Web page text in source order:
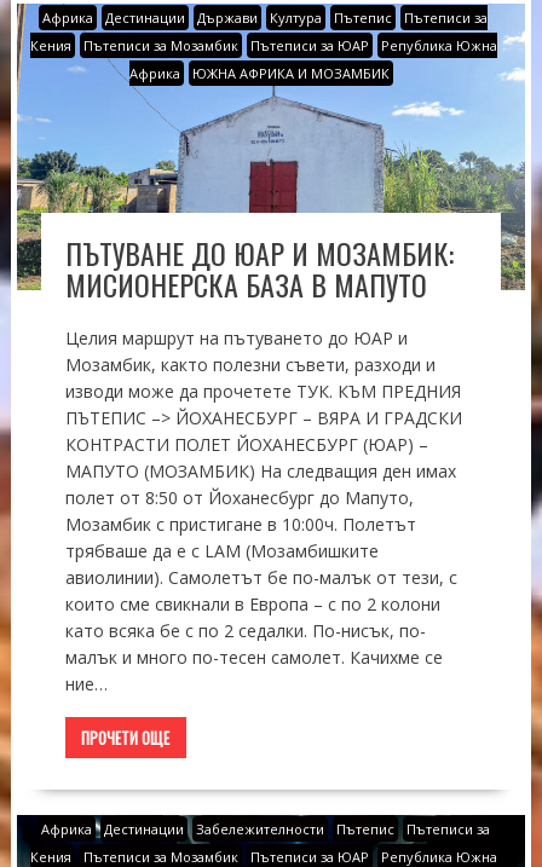
Африка Дестинации Държави Култура Пътепис
Пътеписи за
Кения
Пътеписи за Мозамбик Пътеписи за ЮАР
Република Южна
Африка
ЮЖНА АФРИКА И МОЗАМБИК
ПЪТУВАНЕ ДО ЮАР И МОЗАМБИК:
МИСИОНЕРСКА БАЗА В МАПУТО
Целия маршрут на пътуването до ЮАР и
Мозамбик, както полезни съвети, разходи и
изводи може да прочетете ТУК. КЪМ ПРЕДНИЯ
ПЪТЕПИС –> ЙОХАНЕСБУРГ – ВЯРА И ГРАДСКИ
КОНТРАСТИ ПОЛЕТ ЙОХАНЕСБУРГ (ЮАР) –
МАПУТО (МОЗАМБИК) На следващия ден имах
полет от 8:50 от Йоханесбург до Мапуто,
Мoзамбик с пристигане в 10:00ч. Полетът
трябваше да е с LAM (Мозамбишките
авиолинии). Самолетът бе по-малък от тези, с
които сме свикнали в Европа – с по 2 колони
като всяка бе с по 2 седалки. По-нисък, по-
малък и много по-тесен самолет. Качихме се
ние…
ПРОЧЕТИ ОЩЕ
Африка Дестинации Забележителности Пътепис
Пътеписи за
Кения
Пътеписи за Мозамбик Пътеписи за ЮАР
Република Южна